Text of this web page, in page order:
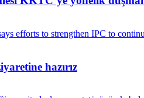
hazırız